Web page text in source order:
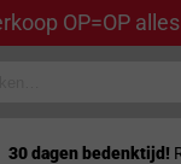
OP=OP alles
30 dagen bedenktijd!